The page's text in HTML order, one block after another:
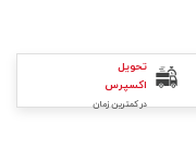
تحویل
اکسپرس
در کمترین زمان